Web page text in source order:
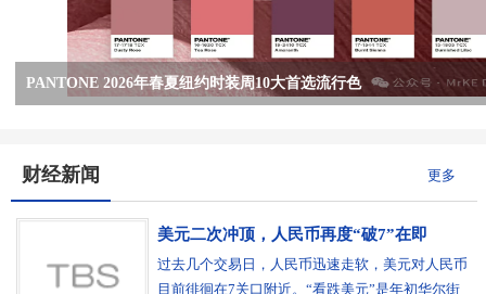
PANTONE 2026年春夏纽约时装周10大首选流行色
财经新闻 更多
美元二次冲顶，人民币再度“破7”在即
过去几个交易日，人民币迅速走软，美元对人民币
目前徘徊在7关口附近。“看跌美元”是年初华尔街